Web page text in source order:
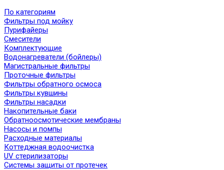
По категориям
Фильтры под мойку
Пурифайеры
Смесители
Комплектующие
Водонагреватели (бойлеры)
Магистральные фильтры
Проточные фильтры
Фильтры обратного осмоса
Фильтры кувшины
Фильтры насадки
Накопительные баки
Обратноосмотические мембраны
Насосы и помпы
Расходные материалы
Коттеджная водоочистка
UV стерилизаторы
Системы защиты от протечек